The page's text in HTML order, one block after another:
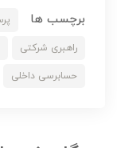
برچسب ها
راهبری شرکتی
حسابرسی داخلی